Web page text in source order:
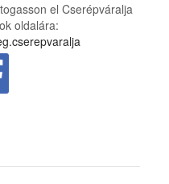
el Cserépváralja
oldalára: